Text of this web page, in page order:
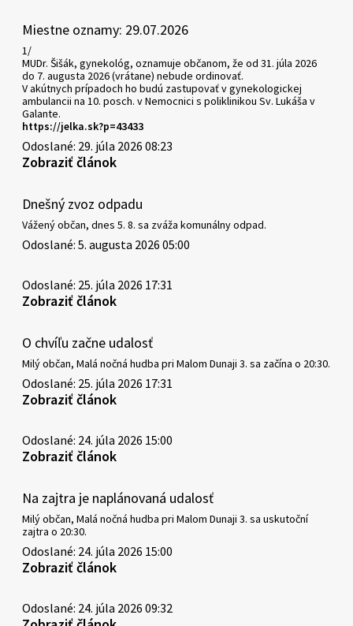
Miestne oznamy: 29.07.2026
1/
MUDr. Šišák, gynekológ, oznamuje občanom, že od 31. júla 2026
do 7. augusta 2026 (vrátane) nebude ordinovať.
V akútnych prípadoch ho budú zastupovať v gynekologickej
ambulancii na 10. posch. v Nemocnici s poliklinikou Sv. Lukáša v
Galante.
https://jelka.sk?p=43433
Odoslané: 29. júla 2026 08:23
Zobraziť článok
Dnešný zvoz odpadu
Vážený občan, dnes 5. 8. sa zváža komunálny odpad.
Odoslané: 5. augusta 2026 05:00
Odoslané: 25. júla 2026 17:31
Zobraziť článok
O chvíľu začne udalosť
Milý občan, Malá nočná hudba pri Malom Dunaji 3. sa začína o 20:30.
Odoslané: 25. júla 2026 17:31
Zobraziť článok
Odoslané: 24. júla 2026 15:00
Zobraziť článok
Na zajtra je naplánovaná udalosť
Milý občan, Malá nočná hudba pri Malom Dunaji 3. sa uskutoční
zajtra o 20:30.
Odoslané: 24. júla 2026 15:00
Zobraziť článok
Odoslané: 24. júla 2026 09:32